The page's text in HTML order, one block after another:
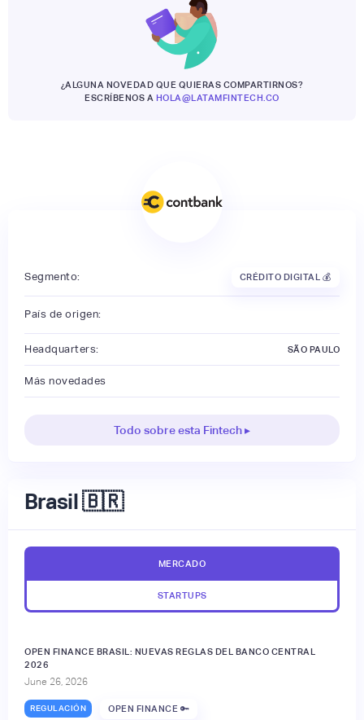
¿ALGUNA NOVEDAD QUE QUIERAS COMPARTIRNOS?
ESCRÍBENOS A HOLA@LATAMFINTECH.CO
Segmento: CRÉDITO DIGITAL 💰
País de origen:
Headquarters: SÃO PAULO
Más novedades
Todo sobre esta Fintech ▸
Brasil 🇧🇷
MERCADO
STARTUPS
OPEN FINANCE BRASIL: NUEVAS REGLAS DEL BANCO CENTRAL
2026
June 26, 2026
REGULACIÓN OPEN FINANCE 🔑